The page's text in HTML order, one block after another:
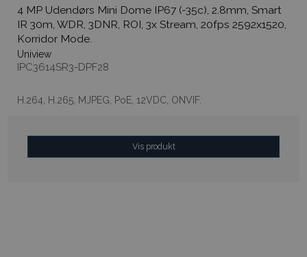
4 MP Udendørs Mini Dome IP67 (-35c), 2.8mm, Smart
IR 30m, WDR, 3DNR, ROI, 3x Stream, 20fps 2592x1520,
Korridor Mode.
Uniview
IPC3614SR3-DPF28
H.264, H.265, MJPEG, PoE, 12VDC, ONVIF.
Vis produkt